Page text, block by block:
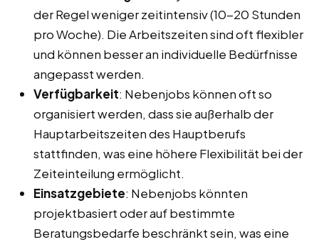
der Regel weniger zeitintensiv (10-20 Stunden
pro Woche). Die Arbeitszeiten sind oft flexibler
und können besser an individuelle Bedürfnisse
angepasst werden.
Verfügbarkeit: Nebenjobs können oft so
organisiert werden, dass sie außerhalb der
Hauptarbeitszeiten des Hauptberufs
stattfinden, was eine höhere Flexibilität bei der
Zeiteinteilung ermöglicht.
Einsatzgebiete: Nebenjobs könnten
projektbasiert oder auf bestimmte
Beratungsbedarfe beschränkt sein, was eine